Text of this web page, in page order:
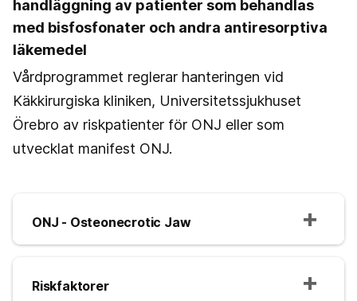
handläggning av patienter som behandlas
med bisfosfonater och andra antiresorptiva
läkemedel
Vårdprogrammet reglerar hanteringen vid
Käkkirurgiska kliniken, Universitetssjukhuset
Örebro av riskpatienter för ONJ eller som
utvecklat manifest ONJ.
ONJ - Osteonecrotic Jaw
Riskfaktorer